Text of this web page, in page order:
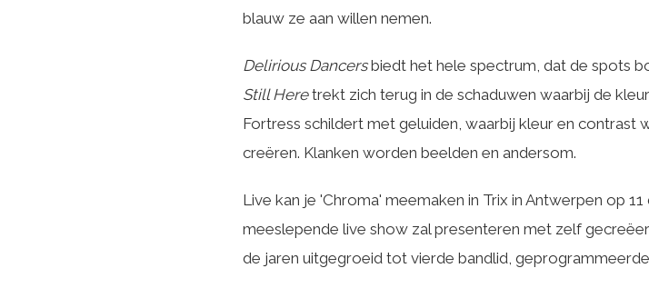
blauw ze aan willen nemen.
Delirious Dancersbiedt het hele spectrum, dat de spots
Still Heretrekt zich terug in de schaduwen waarbij de
Fortress schildert met geluiden, waarbij kleur en
creëren. Klanken worden beelden en andersom.
Live kan je 'Chroma' meemaken in Trix in Antwerpen op
meeslepende live show zal presenteren met zelf
de jaren uitgegroeid tot vierde bandlid,